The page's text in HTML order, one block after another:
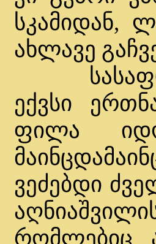
სკამიდან,
ახლავე
ექვსი
ფილა
ვეძებდი
რომლებიც